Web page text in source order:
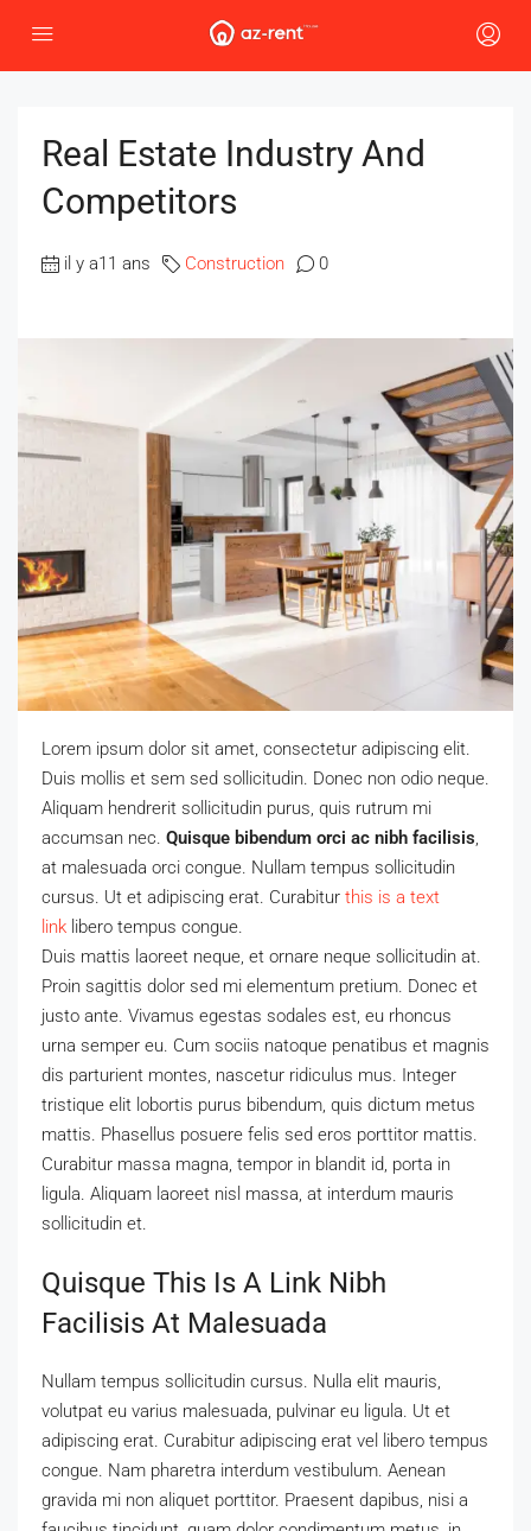
Real Estate Industry And
Competitors
il y a11 ans Construction 0
Lorem ipsum dolor sit amet, consectetur adipiscing elit.
Duis mollis et sem sed sollicitudin. Donec non odio neque.
Aliquam hendrerit sollicitudin purus, quis rutrum mi
accumsan nec. Quisque bibendum orci ac nibh facilisis
at malesuada orci congue. Nullam tempus sollicitudin
cursus. Ut et adipiscing erat. Curabitur this is a text
link libero tempus congue.
Duis mattis laoreet neque, et ornare neque sollicitudin at.
Proin sagittis dolor sed mi elementum pretium. Donec et
justo ante. Vivamus egestas sodales est, eu rhoncus
urna semper eu. Cum sociis natoque penatibus et magnis
dis parturient montes, nascetur ridiculus mus. Integer
tristique elit lobortis purus bibendum, quis dictum metus
mattis. Phasellus posuere felis sed eros porttitor mattis.
Curabitur massa magna, tempor in blandit id, porta in
ligula. Aliquam laoreet nisl massa, at interdum mauris
sollicitudin et.
Quisque This Is A Link Nibh
Facilisis At Malesuada
Nullam tempus sollicitudin cursus. Nulla elit mauris,
volutpat eu varius malesuada, pulvinar eu ligula. Ut et
adipiscing erat. Curabitur adipiscing erat vel libero tempus
congue. Nam pharetra interdum vestibulum. Aenean
gravida mi non aliquet porttitor. Praesent dapibus, nisi a